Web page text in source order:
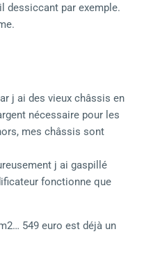
dessiccant par exemple.
j ai des vieux châssis en
nécessaire pour les
mes châssis sont
j ai gaspillé
fonctionne que
549 euro est déjà un